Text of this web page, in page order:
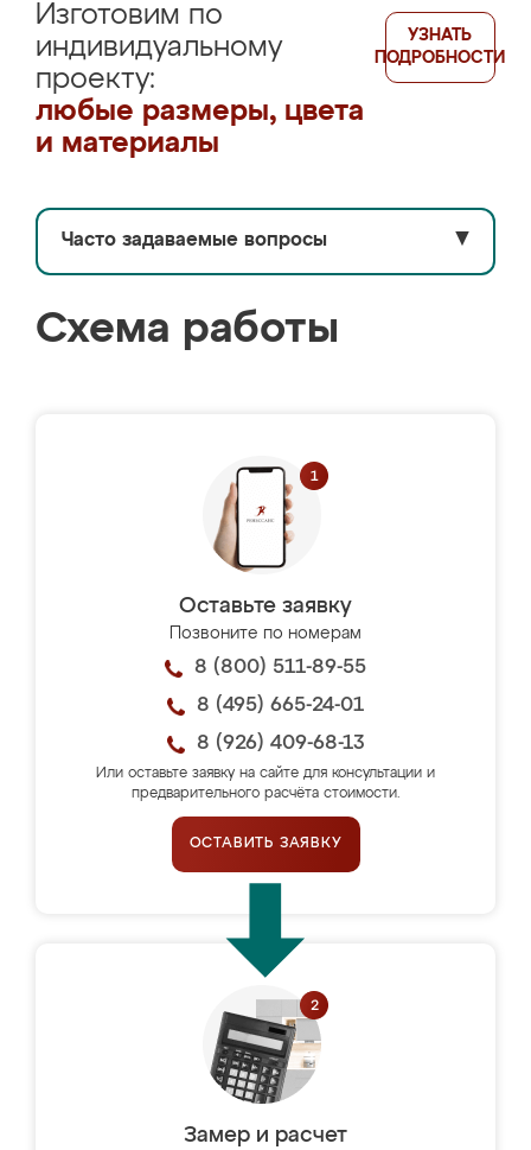
Изготовим по
индивидуальному
проекту:
любые размеры, цвета
и материалы
УЗНАТЬ
ПОДРОБНОСТИ
Часто задаваемые вопросы ▼
Схема работы
Оставьте заявку
Позвоните по номерам
8 (800) 511-89-55
8 (495) 665-24-01
8 (926) 409-68-13
Или оставьте заявку на сайте для консультации и
предварительного расчёта стоимости.
ОСТАВИТЬ ЗАЯВКУ
Замер и расчет